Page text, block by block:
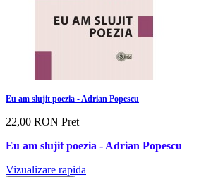
Eu am slujit poezia - Adrian Popescu
22,00 RON Pret
Eu am slujit poezia - Adrian Popescu
Vizualizare rapida